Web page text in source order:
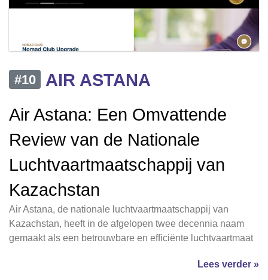
#10
AIR ASTANA
Air Astana: Een Omvattende
Review van de Nationale
Luchtvaartmaatschappij van
Kazachstan
Air Astana, de nationale luchtvaartmaatschappij van
Kazachstan, heeft in de afgelopen twee decennia naam
gemaakt als een betrouwbare en efficiënte luchtvaartmaat
Lees verder »